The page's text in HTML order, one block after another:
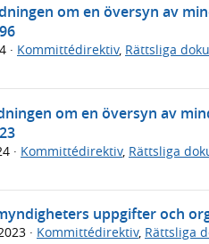
om en översyn av
· Kommittédirektiv, Rättsliga
om en översyn av
· Kommittédirektiv, Rättsliga
uppgifter och
· Kommittédirektiv, Rättsliga